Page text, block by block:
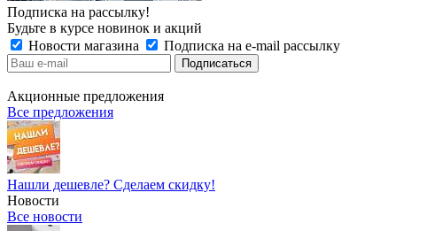
Подписка на рассылку!
Будьте в курсе новинок и акций
Новости магазина
Подписка на e-mail рассылку
Акционные предложения
Все предложения
Нашли дешевле? Сделаем скидку!
Новости
Все новости